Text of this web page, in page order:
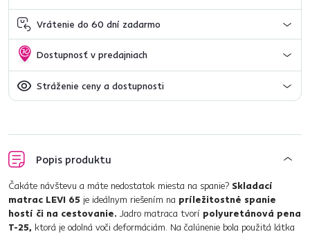
Vrátenie do 60 dní zadarmo
Dostupnosť v predajniach
Stráženie ceny a dostupnosti
Popis produktu
Čakáte návštevu a máte nedostatok miesta na spanie? Skladací
matrac LEVI 65 je ideálnym riešením na príležitostné spanie
hostí či na cestovanie. Jadro matraca tvorí polyuretánová pena
T-25, ktorá je odolná voči deformáciám. Na čalúnenie bola použitá látka